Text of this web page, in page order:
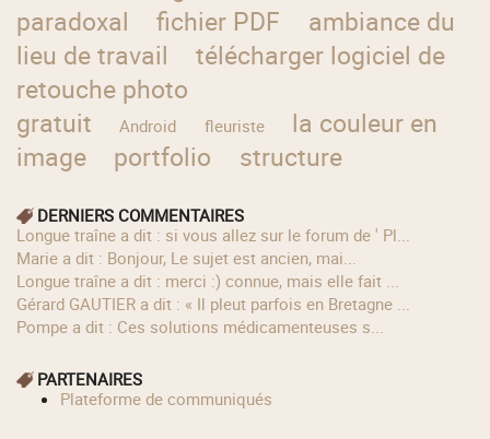
paradoxal
fichier PDF
ambiance du
lieu de travail
télécharger logiciel de
retouche photo
gratuit
Android fleuriste
la couleur en
image
portfolio structure
DERNIERS COMMENTAIRES
longue traîne a dit : si vous allez sur le forum de ' Pl...
Marie a dit : Bonjour, Le sujet est ancien, mai...
longue traîne a dit : merci :) connue, mais elle fait ...
Gérard GAUTIER a dit : « Il pleut parfois en Bretagne ...
Pompe a dit : Ces solutions médicamenteuses s...
PARTENAIRES
Plateforme de communiqués